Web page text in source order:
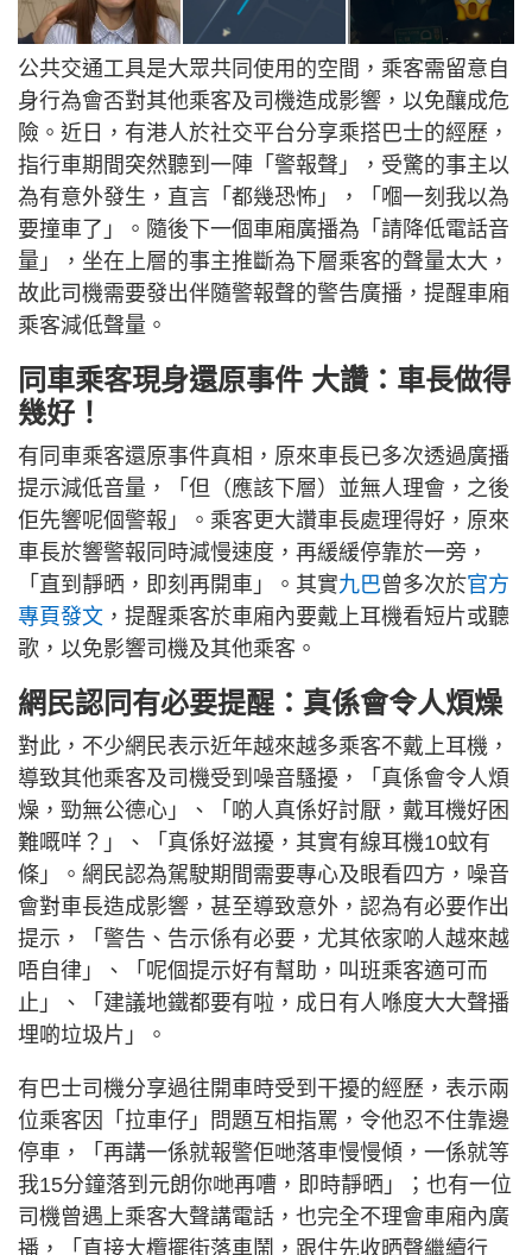
公共交通工具是大眾共同使用的空間，乘客需留意自
身行為會否對其他乘客及司機造成影響，以免釀成危
險。近日，有港人於社交平台分享乘搭巴士的經歷，
指行車期間突然聽到一陣「警報聲」，受驚的事主以
為有意外發生，直言「都幾恐怖」，「嗰一刻我以為
要撞車了」。隨後下一個車廂廣播為「請降低電話音
量」，坐在上層的事主推斷為下層乘客的聲量太大，
故此司機需要發出伴隨警報聲的警告廣播，提醒車廂
乘客減低聲量。
同車乘客現身還原事件 大讚：車長做得
幾好！
有同車乘客還原事件真相，原來車長已多次透過廣播
提示減低音量，「但（應該下層）並無人理會，之後
佢先響呢個警報」。乘客更大讚車長處理得好，原來
車長於響警報同時減慢速度，再緩緩停靠於一旁，
「直到靜晒，即刻再開車」。其實九巴曾多次於官方
專頁發文 ，提醒乘客於車廂內要戴上耳機看短片或聽
歌，以免影響司機及其他乘客。
網民認同有必要提醒：真係會令人煩燥
對此，不少網民表示近年越來越多乘客不戴上耳機，
導致其他乘客及司機受到噪音騷擾，「真係會令人煩
燥，勁無公德心」、「啲人真係好討厭，戴耳機好困
難嘅咩？」、「真係好滋擾，其實有線耳機10蚊有
條」。網民認為駕駛期間需要專心及眼看四方，噪音
會對車長造成影響，甚至導致意外，認為有必要作出
提示，「警告、告示係有必要，尤其依家啲人越來越
唔自律」、「呢個提示好有幫助，叫班乘客適可而
止」、「建議地鐵都要有啦，成日有人喺度大大聲播
埋啲垃圾片」。
有巴士司機分享過往開車時受到干擾的經歷，表示兩
位乘客因「拉車仔」問題互相指罵，令他忍不住靠邊
停車，「再講一係就報警佢哋落車慢慢傾，一係就等
我15分鐘落到元朗你哋再嘈，即時靜晒」；也有一位
司機曾遇上乘客大聲講電話，也完全不理會車廂內廣
播，「直接大欖擺街落車鬧，跟住先收晒聲繼續行